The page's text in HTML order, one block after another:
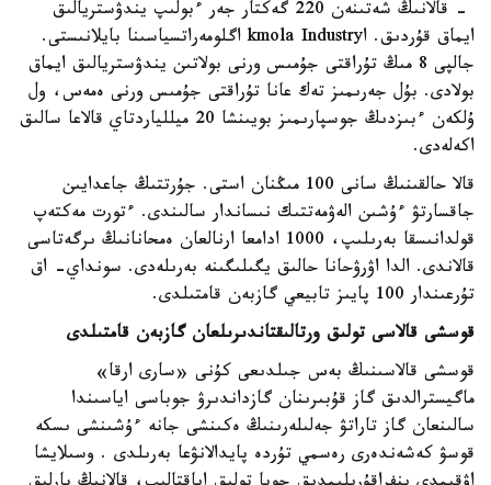
- قالانىڭ شەتىنەن 220 گەكتار جەر ءبولىپ يندۋستريالىق
ايماق قۇردىق. اkmola Industry اگلومەراتسياسىنا بايلانىستى.
جالپى 8 مىڭ تۇراقتى جۇمىس ورنى بولاتىن يندۋستريالىق ايماق
بولادى. بۇل جەرىمىز تەك عانا تۇراقتى جۇمىس ورنى ەمەس، ول
ۇلكەن ءبىزدىڭ جوسپارىمىز بويىنشا 20 ميللياردتاي قالاعا سالىق
اكەلەدى.
قالا حالقىنىڭ سانى 100 مىڭنان استى. جۇرتتىڭ جاعدايىن
جاقسارتۋ ءۇشىن الەۋمەتتىك نىساندار سالىندى. ءتورت مەكتەپ
قولدانىسقا بەرىلىپ، 1000 ادامعا ارنالعان ەمحانانىڭ ىرگەتاسى
قالاندى. الدا اۋرۋحانا حالىق يگىلىگىنە بەرىلەدى. سونداي- اق
تۇرعىندار 100 پايىز تابيعي گازبەن قامتىلدى.
قوسشى قالاسى تولىق ورتالىقتاندىرىلعان گازبەن قامتىلدى
قوسشى قالاسىنىڭ بەس جىلدىعى كۇنى «سارى ارقا»
ماگيسترالدىق گاز قۇبىرىنان گازداندىرۋ جوباسى اياسىندا
سالىنعان گاز تاراتۋ جەلىلەرىنىڭ ەكىنشى جانە ءۇشىنشى ىسكە
قوسۋ كەشەندەرى رەسمي تۇردە پايدالانۋعا بەرىلدى . وسىلايشا